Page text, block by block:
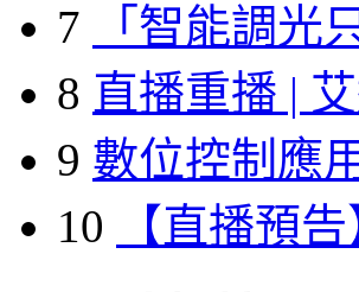
7
「智能調光
8 直播重播 |
9 數位控制應
10
【直播預